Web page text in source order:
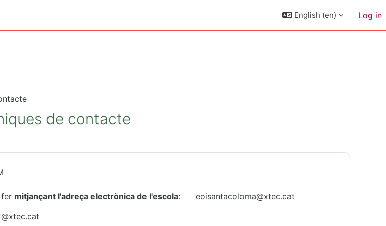
English ‎(en)‎ Log in
de contacte
mitjançant l'adreça electrònica de l'escola: eoisantacoloma@xtec.cat